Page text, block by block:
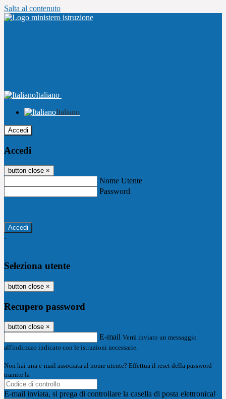
Salta al contenuto
Italiano
Italiano
Accedi
Accedi
button close ×
Nome Utente
Password
-
Seleziona utente
button close ×
Recupero password
button close ×
E-mail Verrà inviato un messaggio
all'indirizzo indicato con le istruzioni necessarie.
Non hai una e-mail associata al nome utente? Effettua il reset della password
tramite la
E-mail inviata, si prega di controllare la casella di posta elettronica!